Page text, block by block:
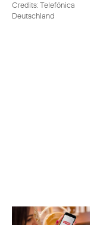
Credits: Telefónica
Deutschland